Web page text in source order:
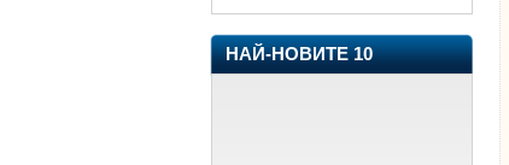
НАЙ-НОВИТЕ 10